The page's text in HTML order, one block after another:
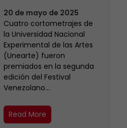
20 de mayo de 2025
Cuatro cortometrajes de
la Universidad Nacional
Experimental de las Artes
(Unearte) fueron
premiados en la segunda
edición del Festival
Venezolano…
Read More